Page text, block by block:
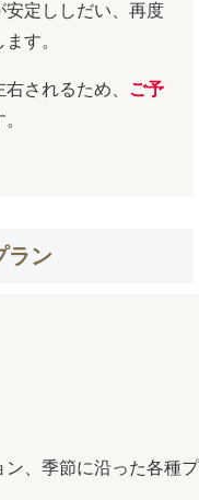
安定ししだい、再度
す。
されるため、 ご予
ラン
、季節に沿った各種